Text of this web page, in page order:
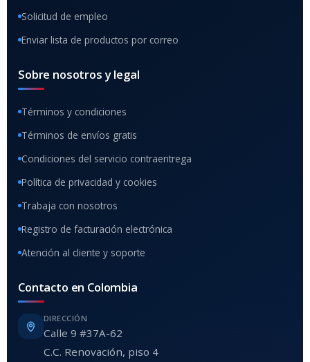
Solicitud de empleo
Enviar lista de productos por correo
Sobre nosotros y legal
Términos y condiciones
Términos de envíos gratis
Condiciones del servicio contraentrega
Política de privacidad y cookies
Trabaja con nosotros
Registro de facturación electrónica
Atención al cliente y soporte
Contacto en Colombia
DIRECCIÓN
Calle 9 #37A-62
C.C. Renovación, piso 4